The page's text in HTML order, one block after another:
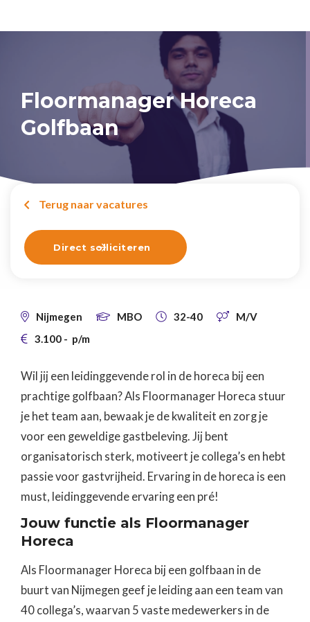
Floormanager Horeca
Golfbaan
 Terug naar vacatures
Direct solliciteren

 Nijmegen  MBO  32-40  M/V
 3.100 - p/m
Wil jij een leidinggevende rol in de horeca bij een
prachtige golfbaan? Als Floormanager Horeca stuur
je het team aan, bewaak je de kwaliteit en zorg je
voor een geweldige gastbeleving. Jij bent
organisatorisch sterk, motiveert je collega’s en hebt
passie voor gastvrijheid. Ervaring in de horeca is een
must, leidinggevende ervaring een pré!
Jouw functie als Floormanager
Horeca
Als Floormanager Horeca bij een golfbaan in de
buurt van Nijmegen geef je leiding aan een team van
40 collega’s, waarvan 5 vaste medewerkers in de